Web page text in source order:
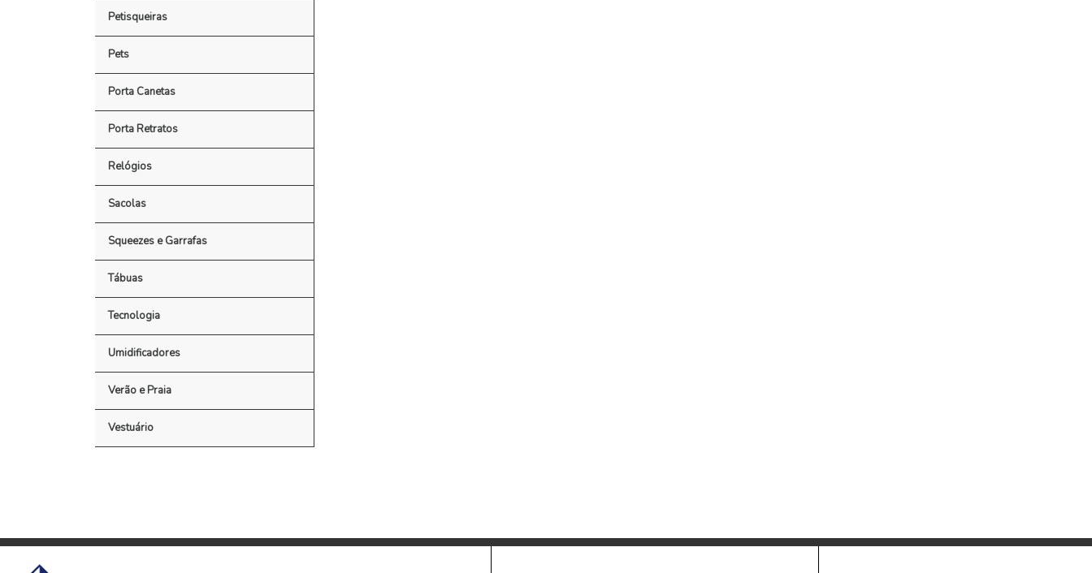
Petisqueiras
Pets
Porta Canetas
Porta Retratos
Relógios
Sacolas
Squeezes e Garrafas
Tábuas
Tecnologia
Umidificadores
Verão e Praia
Vestuário